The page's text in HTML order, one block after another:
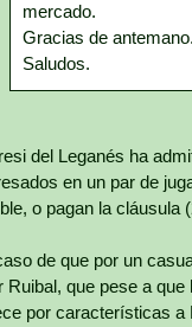
mercado.
Gracias de antemano.
Saludos.
del Leganés ha
en un par de
o pagan la cláusula
de que por un
Ruibal, que pese a
por características a